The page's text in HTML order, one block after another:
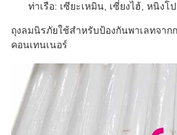
ท่าเรือ: เซียะเหมิน, เซี่ยงไฮ้, หนิงโป
ถุงลมนิรภัยใช้สำหรับป้องกันพาเลทจาก
คอนเทนเนอร์